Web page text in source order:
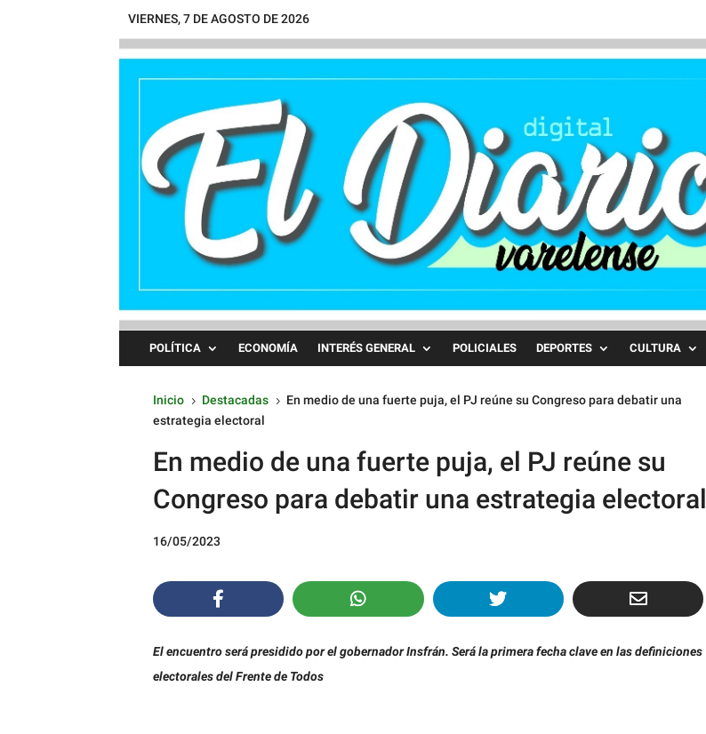
VIERNES, 7 DE AGOSTO DE 2026
POLÍTICA ECONOMÍA INTERÉS GENERAL POLICIALES DEPORTES CULTURA
Inicio 5 Destacadas 5 En medio de una fuerte puja, el PJ reúne su Congreso para debatir una
estrategia electoral
En medio de una fuerte puja, el PJ reúne su
Congreso para debatir una estrategia electoral
16/05/2023
El encuentro será presidido por el gobernador Insfrán. Será la primera fecha clave en las definiciones
electorales del Frente de Todos